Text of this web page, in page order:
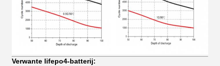
Verwante lifepo4-batterij: